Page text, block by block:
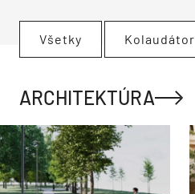
Všetky Kolaudátor
ARCHITEKTÚRA